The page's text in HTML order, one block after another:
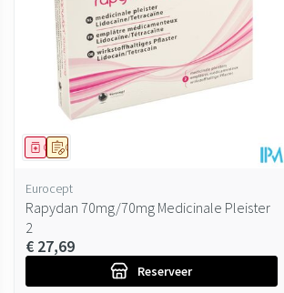
Op voorschrift
Geneesmiddel
Eurocept
Rapydan 70mg/70mg Medicinale Pleister
2
€ 27,69
Reserveer